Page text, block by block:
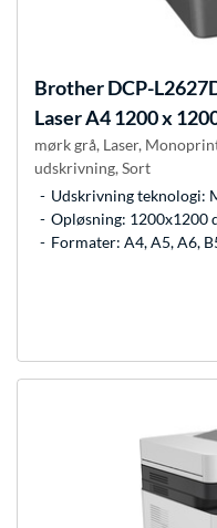
BrotherDCP-
Laser A4 1200 x
mørk grå, Laser,
udskrivning, Sort
Udskrivning teknologi:
Opløsning: 1200x1200
Formater: A4, A5, A6,